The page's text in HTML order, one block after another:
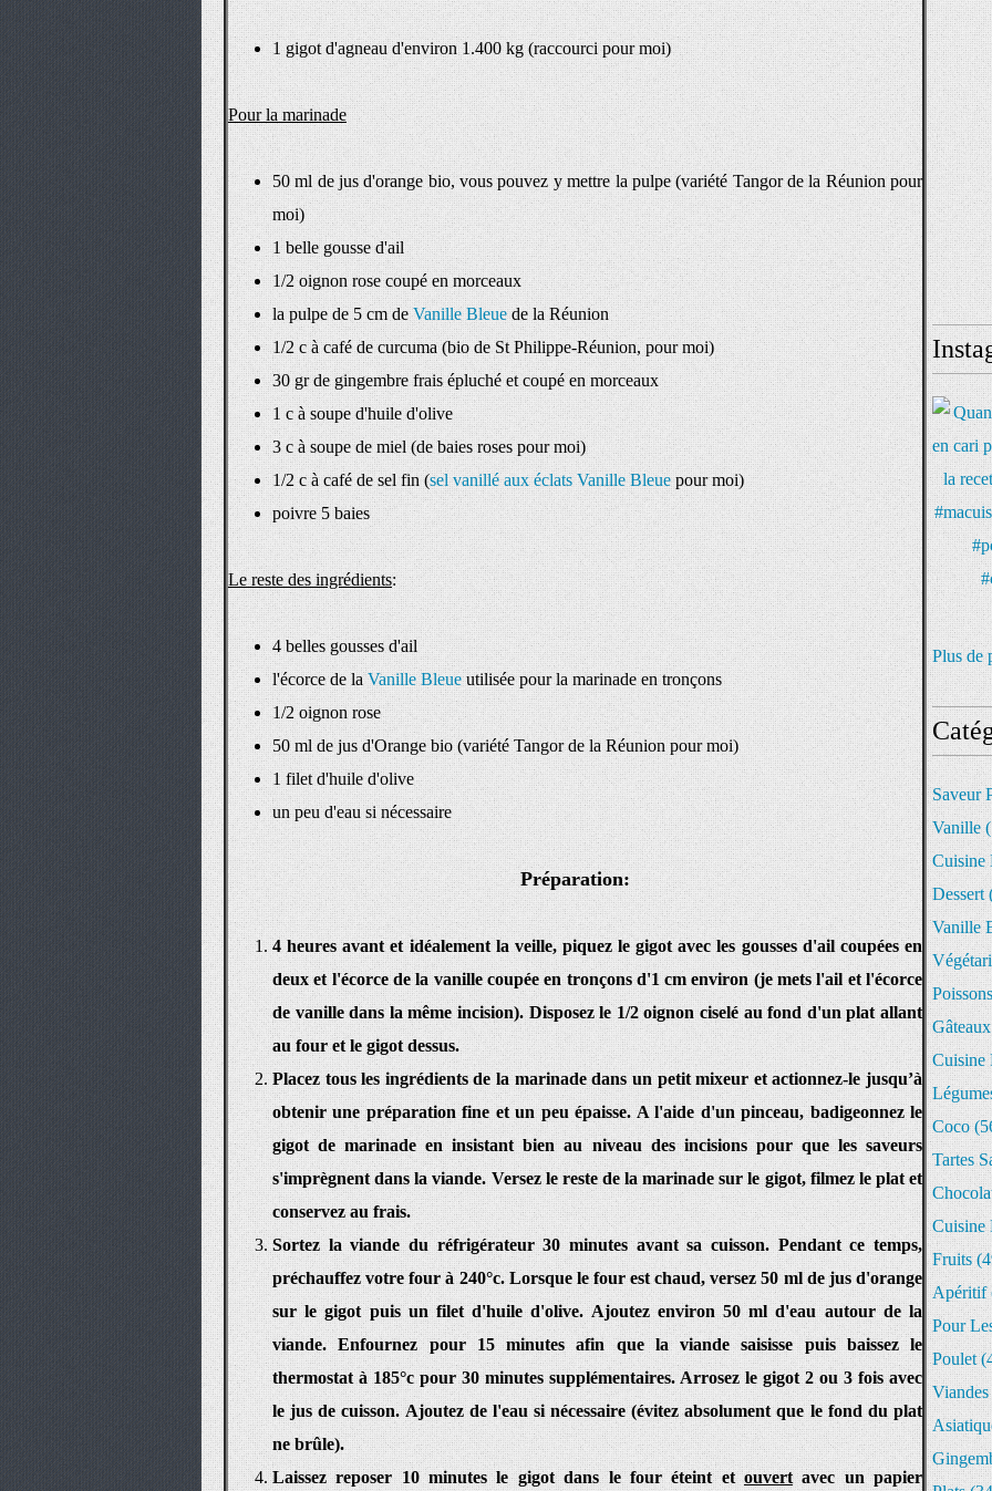
1 gigot d'agneau d'environ 1.400 kg (raccourci pour moi)
Pour la marinade
50 ml de jus d'orange bio, vous pouvez y mettre la pulpe (variété Tangor de la Réunion pour
moi)
1 belle gousse d'ail
1/2 oignon rose coupé en morceaux
la pulpe de 5 cm deVanille Bleuede la Réunion
1/2 c à café de curcuma (bio de St Philippe-Réunion, pour moi)
30 gr de gingembre frais épluché et coupé en morceaux
1 c à soupe d'huile d'olive
3 c à soupe de miel (de baies roses pour moi)
1/2 c à café de sel fin (sel vanillé aux éclats Vanille Bleuepour moi)
poivre 5 baies
Le reste des ingrédients:
4 belles gousses d'ail
l'écorce de laVanille Bleueutilisée pour la marinade en tronçons
1/2 oignon rose
50 ml de jus d'Orange bio (variété Tangor de la Réunion pour moi)
1 filet d'huile d'olive
un peu d'eau si nécessaire
Préparation:
4 heures avant et idéalement la veille, piquez le gigot avec les gousses d'ail coupées en
deux et l'écorce de la vanille coupée en tronçons d'1 cm environ (je mets l'ail et l'écorce
de vanille dans la même incision). Disposez le 1/2 oignon ciselé au fond d'un plat allant
au four et le gigot dessus.
Placez tous les ingrédients de la marinade dans un petit mixeur et actionnez-le jusqu’à
obtenir une préparation fine et un peu épaisse. A l'aide d'un pinceau, badigeonnez le
gigot de marinade en insistant bien au niveau des incisions pour que les saveurs
s'imprègnent dans la viande. Versez le reste de la marinade sur le gigot, filmez le plat et
conservez au frais.
Sortez la viande du réfrigérateur 30 minutes avant sa cuisson. Pendant ce temps,
préchauffez votre four à 240°c. Lorsque le four est chaud, versez 50 ml de jus d'orange
sur le gigot puis un filet d'huile d'olive. Ajoutez environ 50 ml d'eau autour de la
viande. Enfournez pour 15 minutes afin que la viande saisisse puis baissez le
thermostat à 185°c pour 30 minutes supplémentaires. Arrosez le gigot 2 ou 3 fois avec
le jus de cuisson. Ajoutez de l'eau si nécessaire (évitez absolument que le fond du plat
ne brûle).
Laissez reposer 10 minutes le gigot dans le four éteint etouvertavec un papier
Plus de
Saveur
Vanille
Cuisine
Dessert
Vanille
Poissons
Gâteaux
Cuisine
Coco
Tartes
Cuisine
Fruits
Apéritif
Pour
Poulet
Viandes